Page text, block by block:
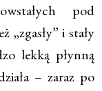
pod
„zgasły” i stały
lekką płynną
– zaraz po